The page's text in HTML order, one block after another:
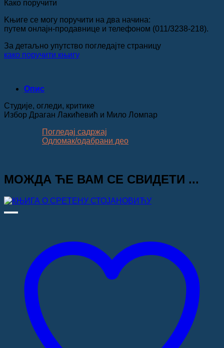
Како поручити
Kњиге се могу поручити на два начина:
путем онлајн-продавнице и телефоном (011/3238-218).
За детаљно упутство погледајте страницу
како поручити књигу
Опис
Студије, огледи, критике
Избор Драган Лакићевић и Мило Ломпар
Погледај садржај
Одломак/одабрани део
МОЖДА ЋЕ ВАМ СЕ СВИДЕТИ ...